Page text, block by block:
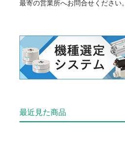
最寄の営業所へお問合せください。
最近見た商品